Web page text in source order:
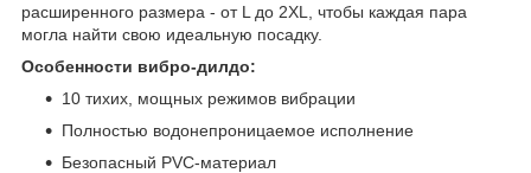
расширенного размера - от L до 2XL, чтобы каждая пара
могла найти свою идеальную посадку.
Особенности вибро-дилдо:
10 тихих, мощных режимов вибрации
Полностью водонепроницаемое исполнение
Безопасный PVC-материал